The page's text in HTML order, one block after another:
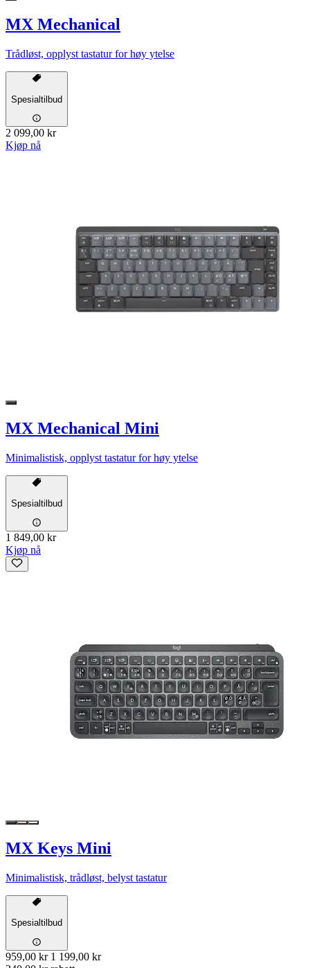
MX Mechanical
Trådløst, opplyst tastatur for høy ytelse
Spesialtilbud
2 099,00 kr
Kjøp nå
MX Mechanical Mini
Minimalistisk, opplyst tastatur for høy ytelse
Spesialtilbud
1 849,00 kr
Kjøp nå
MX Keys Mini
Minimalistisk, trådløst, belyst tastatur
Spesialtilbud
959,00 kr 1 199,00 kr